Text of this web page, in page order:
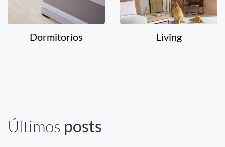
Dormitorios Living
Últimos posts